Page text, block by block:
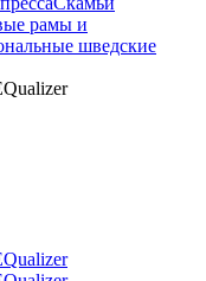
рамы и
шведские